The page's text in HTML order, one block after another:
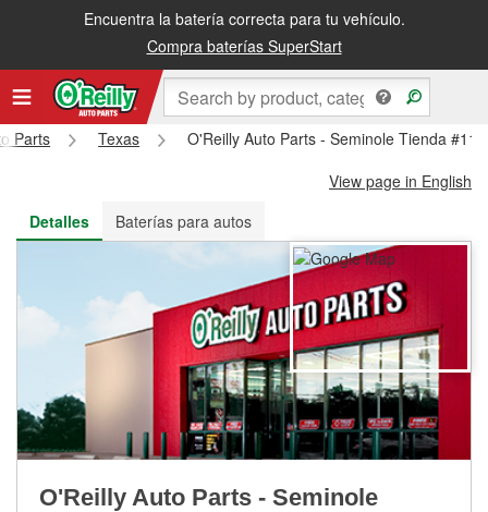
Encuentra la batería correcta para tu vehículo.
Compra baterías SuperStart
Recibe tu orden gratis al día siguiente o recógela en la tienda
Parts Texas
O'Reilly Auto Parts - Seminole Tienda
View page in English
Detalles
Baterías para autos
O'Reilly Auto Parts - Seminole